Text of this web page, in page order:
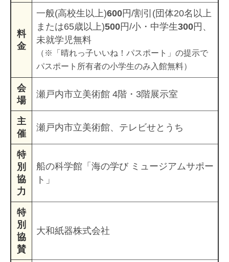
料
金
一般(高校生以上)600円/割引(団体20名以上
または65歳以上)500円/小・中学生300円、
未就学児無料
（※「晴れっ子いいね！パスポート」の提示で
パスポート所有者の小学生のみ入館無料）
会
場
瀬戸内市立美術館 4階・3階展示室
主
催
瀬戸内市立美術館、テレビせとうち
特
別
協
力
船の科学館「海の学び ミュージアムサポー
ト」
特
別
協
賛
大和紙器株式会社